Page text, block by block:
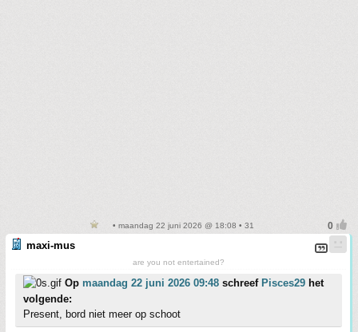
• maandag 22 juni 2026 @ 18:08 • 31
maxi-mus
are you not entertained?
Op maandag 22 juni 2026 09:48 schreef Pisces29 het
volgende:
Present, bord niet meer op schoot